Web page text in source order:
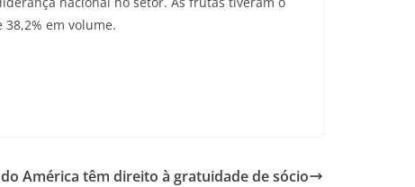
em volume.
América têm direito à gratuidade de sócio